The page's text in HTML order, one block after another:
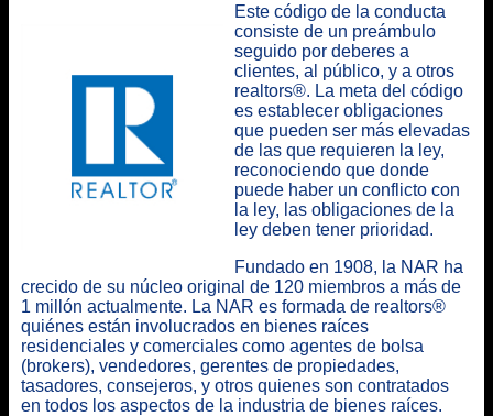
Este código de la conducta
consiste de un preámbulo
seguido por deberes a
clientes, al público, y a otros
realtors®. La meta del código
es establecer obligaciones
que pueden ser más elevadas
de las que requieren la ley,
reconociendo que donde
puede haber un conflicto con
la ley, las obligaciones de la
ley deben tener prioridad.
Fundado en 1908, la NAR ha
crecido de su núcleo original de 120 miembros a más de
1 millón actualmente. La NAR es formada de realtors®
quiénes están involucrados en bienes raíces
residenciales y comerciales como agentes de bolsa
(brokers), vendedores, gerentes de propiedades,
tasadores, consejeros, y otros quienes son contratados
en todos los aspectos de la industria de bienes raíces.